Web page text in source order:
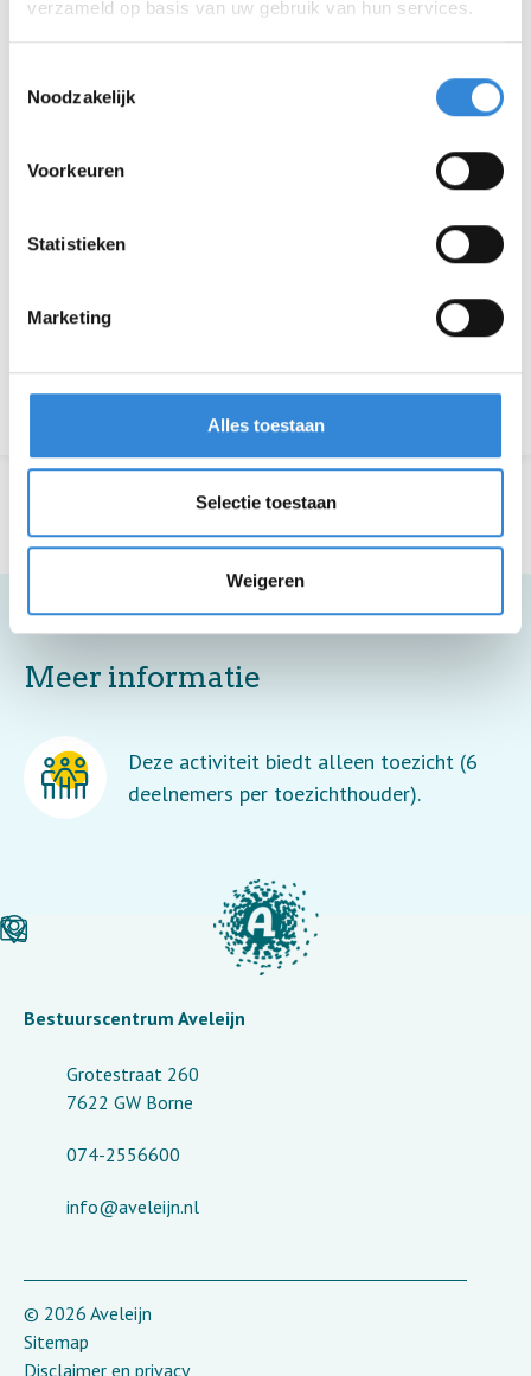
verzameld op basis van uw gebruik van hun services.
Noodzakelijk
Voorkeuren
Statistieken
Marketing
Alles toestaan
Selectie toestaan
Weigeren
Informatie
Locatie
Op locatie
Thema
Sport & spel
Terug naar het overzicht
Meer informatie
Deze activiteit biedt alleen toezicht (6
deelnemers per toezichthouder).
Bestuurscentrum Aveleijn
Grotestraat 260
7622 GW Borne
074-2556600
info@aveleijn.nl
© 2026 Aveleijn
Sitemap
Disclaimer en privacy